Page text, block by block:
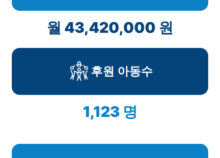
월 43,420,000 원
후원 아동수
1,123 명